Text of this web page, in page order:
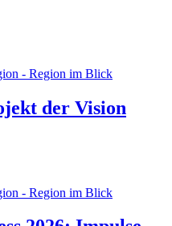
- Region im Blick
der Vision
- Region im Blick